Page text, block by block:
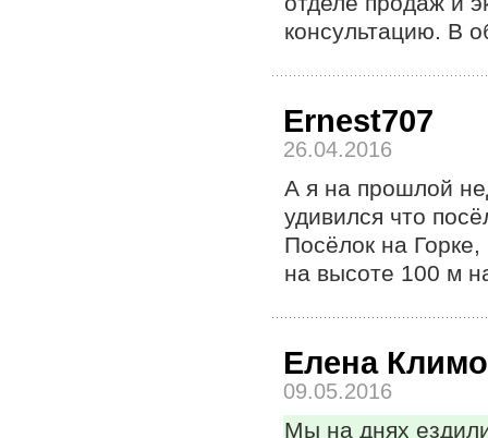
консультацию. В
Ernest707
26.04.2016
А я на прошлой
удивился что
Посёлок на
на высоте 100 м
Елена
09.05.2016
Мы на днях